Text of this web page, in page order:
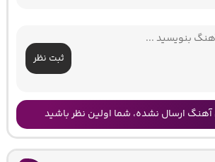
ثبت نظر
آهنگ ارسال نشده، شما اولین نظر باشید